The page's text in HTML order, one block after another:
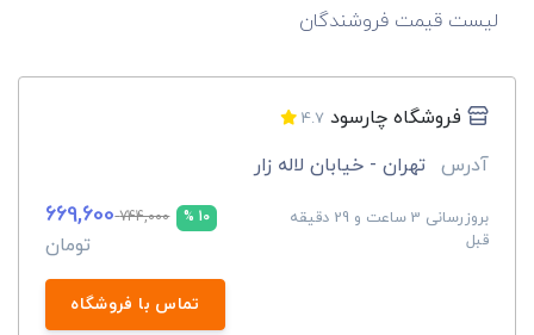
لیست قیمت فروشندگان
فروشگاه چارسود 4.7
آدرس تهران - خیابان لاله زار
بروزرسانی 3 ساعت و 29 دقیقه
قبل
10 %
744,000
669,600
تومان
تماس با فروشگاه